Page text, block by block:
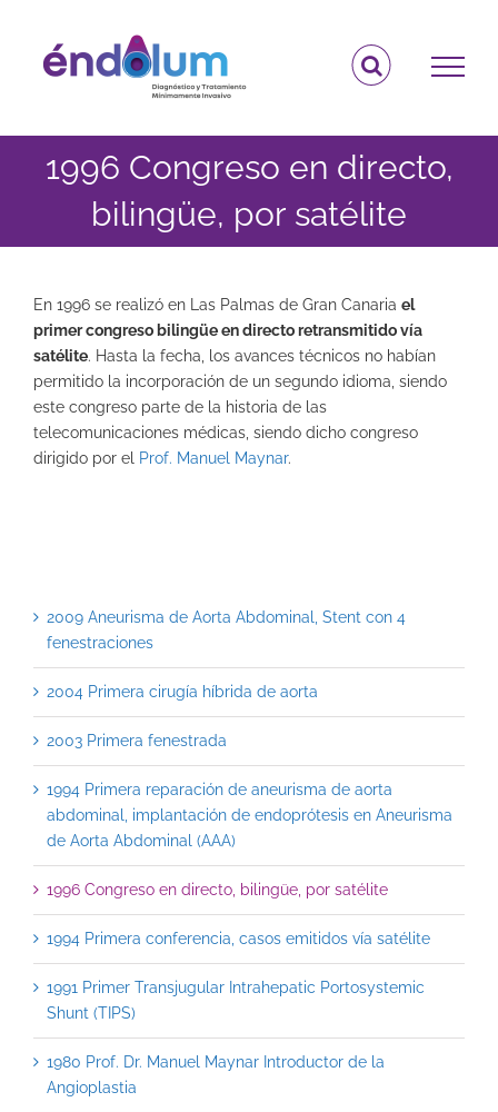
contenido
1996 Congreso en directo,
bilingüe, por satélite
En 1996 se realizó en Las Palmas de Gran Canaria el
primer congreso bilingüe en directo retransmitido vía
satélite. Hasta la fecha, los avances técnicos no habían
permitido la incorporación de un segundo idioma, siendo
este congreso parte de la historia de las
telecomunicaciones médicas, siendo dicho congreso
dirigido por el
Prof. Manuel Maynar.
2009 Aneurisma de Aorta Abdominal, Stent con 4
fenestraciones
2004 Primera cirugía híbrida de aorta
2003 Primera fenestrada
1994 Primera reparación de aneurisma de aorta
abdominal, implantación de endoprótesis en Aneurisma
de Aorta Abdominal (AAA)
1996 Congreso en directo, bilingüe, por satélite
1994 Primera conferencia, casos emitidos vía satélite
1991 Primer Transjugular Intrahepatic Portosystemic
Shunt (TIPS)
1980 Prof. Dr. Manuel Maynar Introductor de la
Angioplastia